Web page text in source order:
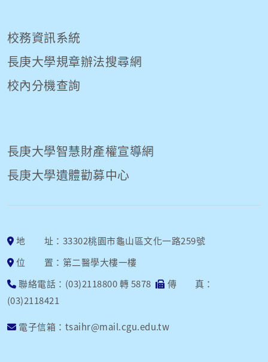
校務資訊系統
長庚大學規章辦法搜尋網
校內分機查詢
長庚大學智慧財產權宣導網
長庚大學遺體勸募中心
地 址：33302桃園市龜山區文化一路259號
位 置：第二醫學大樓一樓
聯絡電話：(03)2118800 轉 5878
傳 真：
(03)2118421
電子信箱：tsaihr@mail.cgu.edu.tw